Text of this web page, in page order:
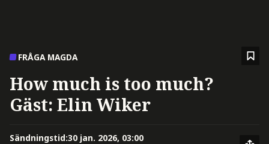
FRÅGA MAGDA
How much is too much?
Gäst: Elin Wiker
Sändningstid:30 jan. 2026, 03:00